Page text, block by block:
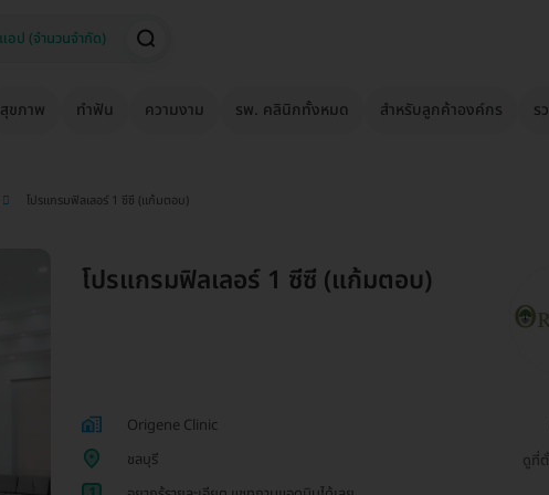
สุขภาพ ทำฟัน ความงาม รพ. คลินิกทั้งหมด สำหรับลูกค้าองค์กร ร
โปรแกรมฟิลเลอร์ 1 ซีซี (แก้มตอบ)
โปรแกรมฟิลเลอร์ 1 ซีซี (แก้มตอบ)
Origene Clinic
ชลบุรี
ดูที่